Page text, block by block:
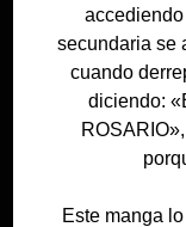
secundaria se
cuando
diciendo:
Este manga